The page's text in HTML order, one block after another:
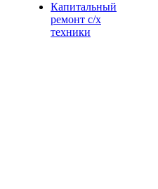
Капитальный
ремонт с/х
техники